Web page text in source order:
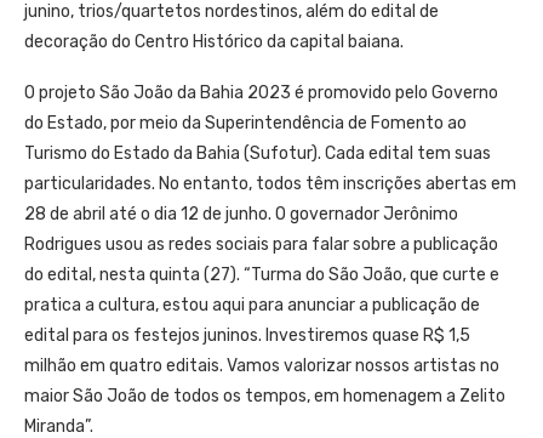
junino, trios/quartetos nordestinos, além do edital de
decoração do Centro Histórico da capital baiana.
O projeto São João da Bahia 2023 é promovido pelo Governo
do Estado, por meio da Superintendência de Fomento ao
Turismo do Estado da Bahia (Sufotur). Cada edital tem suas
particularidades. No entanto, todos têm inscrições abertas em
28 de abril até o dia 12 de junho. O governador Jerônimo
Rodrigues usou as redes sociais para falar sobre a publicação
do edital, nesta quinta (27). “Turma do São João, que curte e
pratica a cultura, estou aqui para anunciar a publicação de
edital para os festejos juninos. Investiremos quase R$ 1,5
milhão em quatro editais. Vamos valorizar nossos artistas no
maior São João de todos os tempos, em homenagem a Zelito
Miranda”.